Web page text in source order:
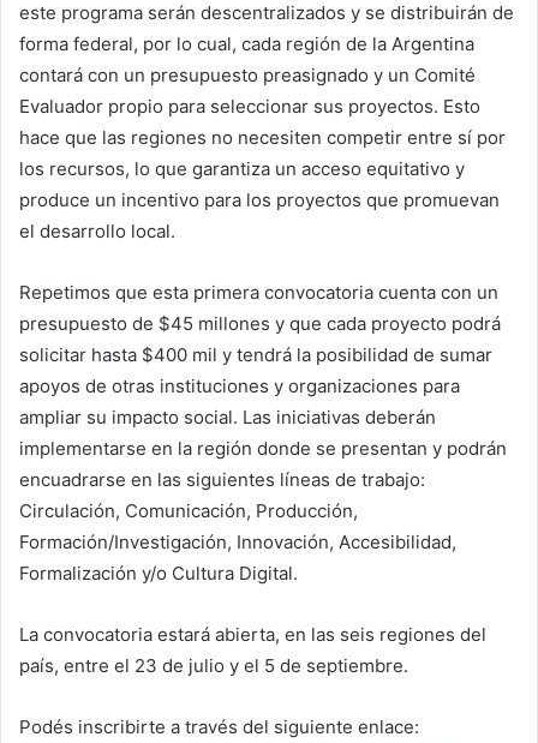
este programa serán descentralizados y se distribuirán de
forma federal, por lo cual, cada región de la Argentina
contará con un presupuesto preasignado y un Comité
Evaluador propio para seleccionar sus proyectos. Esto
hace que las regiones no necesiten competir entre sí por
los recursos, lo que garantiza un acceso equitativo y
produce un incentivo para los proyectos que promuevan
el desarrollo local.
Repetimos que esta primera convocatoria cuenta con un
presupuesto de $45 millones y que cada proyecto podrá
solicitar hasta $400 mil y tendrá la posibilidad de sumar
apoyos de otras instituciones y organizaciones para
ampliar su impacto social. Las iniciativas deberán
implementarse en la región donde se presentan y podrán
encuadrarse en las siguientes líneas de trabajo:
Circulación, Comunicación, Producción,
Formación/Investigación, Innovación, Accesibilidad,
Formalización y/o Cultura Digital.
La convocatoria estará abierta, en las seis regiones del
país, entre el 23 de julio y el 5 de septiembre.
Podés inscribirte a través del siguiente enlace: